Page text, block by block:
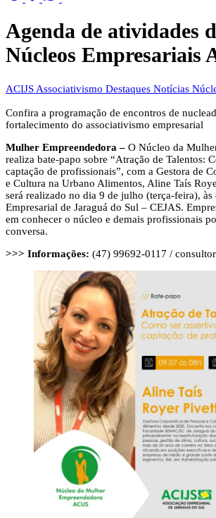
Agenda de atividades
Núcleos Empresariais
ACIJS Associativismo Destaques Notícias
Confira a programação de encontros de
fortalecimento do associativismo empresarial
Mulher Empreendedora – O Núcleo da
realiza bate-papo sobre “Atração de Talentos:
captação de profissionais”, com a Gestora de
e Cultura na Urbano Alimentos, Aline Taís
será realizado no dia 9 de julho (terça-feira), às
Empresarial de Jaraguá do Sul – CEJAS.
em conhecer o núcleo e demais profissionais
conversa.
>>> Informações: (47) 99692-0117 /